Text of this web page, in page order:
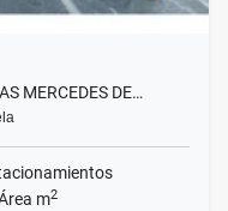
MERCEDES DE…
m2